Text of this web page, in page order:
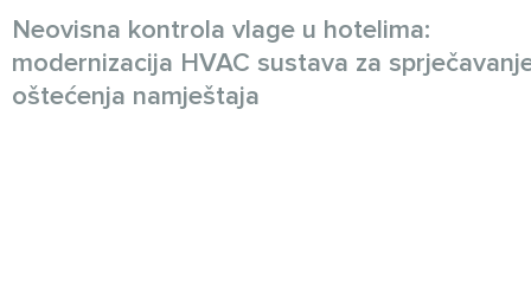
Neovisna kontrola vlage u hotelima:
modernizacija HVAC sustava za
oštećenja namještaja